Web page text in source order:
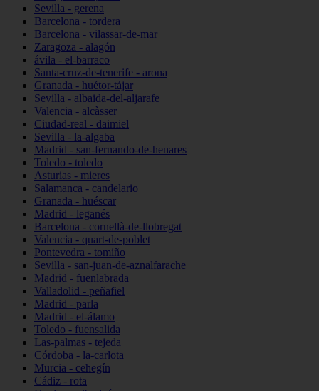
Sevilla - gerena
Barcelona - tordera
Barcelona - vilassar-de-mar
Zaragoza - alagón
ávila - el-barraco
Santa-cruz-de-tenerife - arona
Granada - huétor-tájar
Sevilla - albaida-del-aljarafe
Valencia - alcàsser
Ciudad-real - daimiel
Sevilla - la-algaba
Madrid - san-fernando-de-henares
Toledo - toledo
Asturias - mieres
Salamanca - candelario
Granada - huéscar
Madrid - leganés
Barcelona - cornellà-de-llobregat
Valencia - quart-de-poblet
Pontevedra - tomiño
Sevilla - san-juan-de-aznalfarache
Madrid - fuenlabrada
Valladolid - peñafiel
Madrid - parla
Madrid - el-álamo
Toledo - fuensalida
Las-palmas - tejeda
Córdoba - la-carlota
Murcia - cehegín
Cádiz - rota